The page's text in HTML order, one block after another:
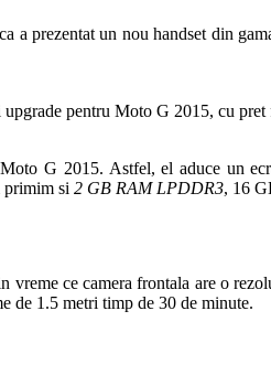
a prezentat un nou handset din
G 2015. Astfel, el aduce un
primim si 2 GB RAM LPDDR3, 16
vreme ce camera frontala are o
de 1.5 metri timp de 30 de minute.